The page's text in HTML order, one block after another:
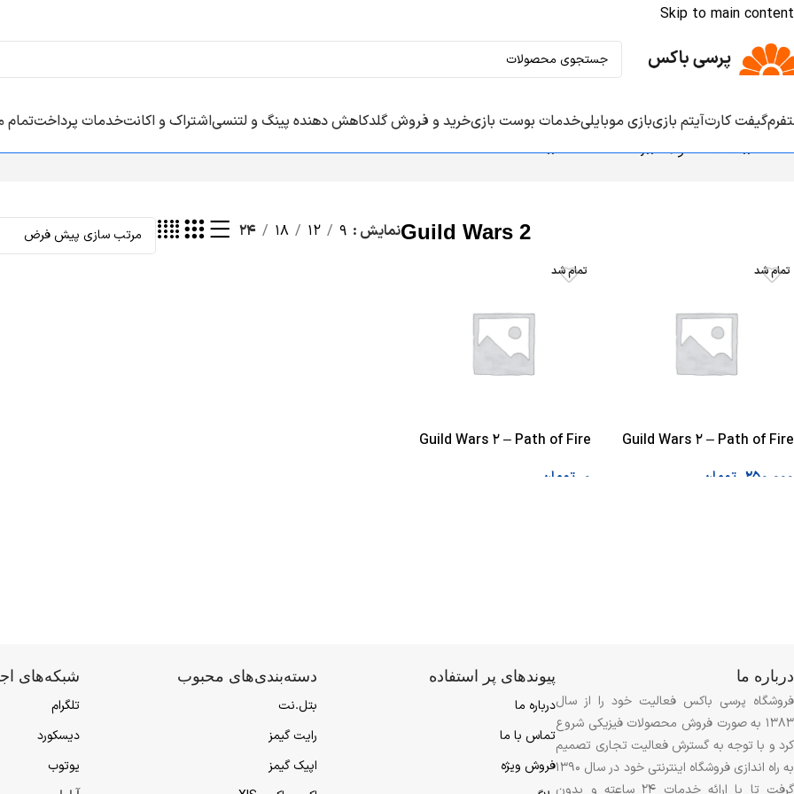
Skip to main content
گیفت کارت‌آیتم‌ بازی‌بازی موبایلیخدمات بوست بازی‌خرید و فروش گلدکاهش دهنده پینگ و لتنسیاشتراک و اکانتخدمات پرداخت
خانه/ همه محصولات/
MMO Fantasy
/
Guild Wars 2
Guild Wars 2نمایش 9
12
18
24
تمام شد
Guild Wars 2 – Path of Fire
250.000 تومان
تمام شد
Guild Wars 2 – Path of Fire
0 تومان
درباره ما
فروشگاه پرسی باکس فعالیت خود را از سال
1383 به صورت فروش محصولات فیزیکی شروع
کرد و با توجه به گسترش فعالیت تجاری تصمیم
به راه اندازی فروشگاه اینترنتی خود در سال 1390
گرفت تا با ارائه خدمات 24 ساعته و بدون
پیوندهای پر استفاده
درباره ما
تماس با ما
فروش ویژه
دسته‌بندی‌های محبوب
بتل.نت
رایت گیمز
اپیک گیمز
شبکه‌های
تلگرام
دیسکورد
یوتوب